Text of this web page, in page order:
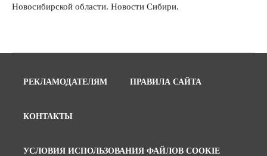
07 Августа 2026, 10:00
Предприятия Новосибирска выстраивают
07 Августа 2026, 09:00
По «Сибэлектротерму» выдали исполнительные листы
Новосибирской области. Новости Сибири.
РЕКЛАМОДАТЕЛЯМ ПРАВИЛА САЙТА
КОНТАКТЫ
УСЛОВИЯ ИСПОЛЬЗОВАНИЯ ФАЙЛОВ COOKIE